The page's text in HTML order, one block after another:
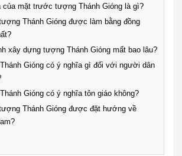
của mặt trước tượng Thánh Gióng là gì?
Thánh Gióng được làm bằng đồng
xây dựng tượng Thánh Gióng mất bao lâu?
Gióng có ý nghĩa gì đối với người dân
Gióng có ý nghĩa tôn giáo không?
Thánh Gióng được đặt hướng về